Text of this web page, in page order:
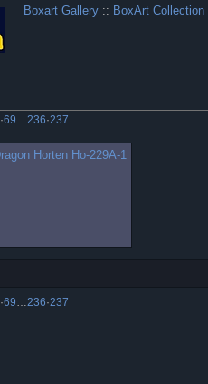
Boxart Gallery :: BoxArt Collection
·69 236·237
·69 236·237